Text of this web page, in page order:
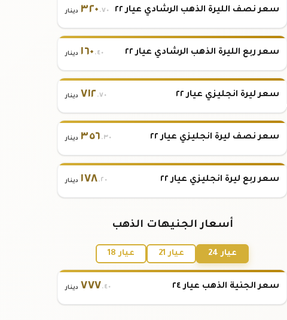
سعر نصف الليرة الذهب الرشادي عيار ٢٢ ٣٢٠ .٧٠ دينار
سعر ربع الليرة الذهب الرشادي عيار ٢٢ ١٦٠ .٤٠ دينار
سعر ليرة انجليزي عيار ٢٢ ٧١٢ .٧٠ دينار
سعر نصف ليرة انجليزي عيار ٢٢ ٣٥٦ .٣٠ دينار
سعر ربع ليرة انجليزي عيار ٢٢ ١٧٨.٢٠ دينار
أسعار الجنيهات الذهب
عيار 24 عيار 21 عيار 18
سعر الجنية الذهب عيار ٢٤ ٧٧٧ .٤٠ دينار